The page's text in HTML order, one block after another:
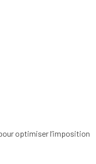
optimiser l’imposition